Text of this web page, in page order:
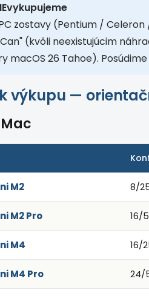
zostavy (Pentium /
(kvôli neexistujúcim
macOS 26 Tahoe).
výkupu —
M2 8/
M2 Pro 16/
M4 16/
M4 Pro 24/